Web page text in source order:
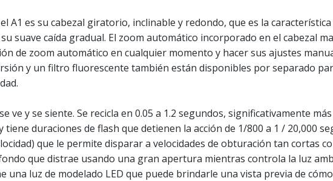
A1 es su cabezal giratorio, inclinable y redondo, que es la
suave caída gradual. El zoom automático incorporado en el cabezal
de zoom automático en cualquier momento y hacer sus ajustes
y un filtro fluorescente también están disponibles por separado
ve y se siente. Se recicla en 0.05 a 1.2 segundos, significativamente
tiene duraciones de flash que detienen la acción de 1/800 a 1 / 20,000
que le permite disparar a velocidades de obturación tan cortas
que distrae usando una gran apertura mientras controla la luz
una luz de modelado LED que puede brindarle una vista previa de